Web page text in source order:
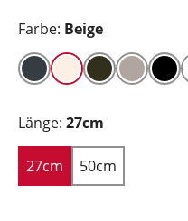
Farbe: Beige
Länge: 27cm
27cm 50cm